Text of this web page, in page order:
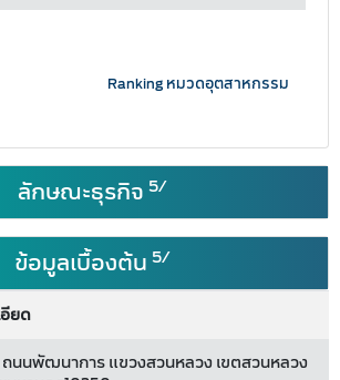
Ranking หมวดอุตสาหกรรม
ลักษณะธุรกิจ 5/
ข้อมูลเบื้องต้น 5/
อียด
ถนนพัฒนาการ แขวงสวนหลวง เขตสวนหลวง